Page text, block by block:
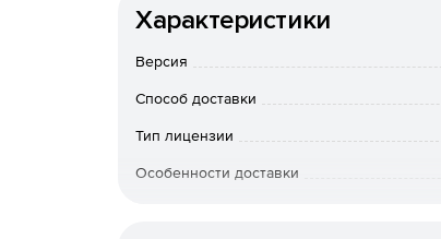
редактирование.
Благодаря интеграции DDScad
проекты в области механики,
дополняется более быстрой и
Характеристики
Версия
Способ доставки
Тип лицензии
Особенности доставки